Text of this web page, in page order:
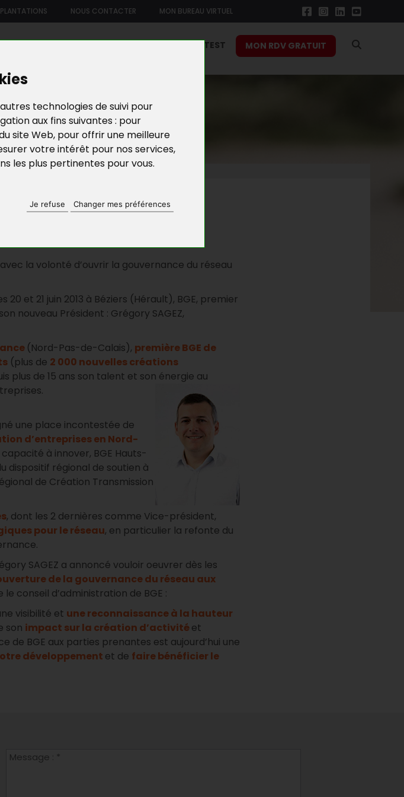
technologies de suivi pour
aux fins suivantes : pour
site Web, pour offrir une meilleure
votre intérêt pour nos services,
les plus pertinentes pour vous.
Je refuse Changer mes préférences
NOUS CONTACTER MON BUREAU VIRTUEL
FONCTION TEST MON RDV GRATUIT
YVELINES
la volonté d’ouvrir la gouvernance du réseau
et 21 juin 2013 à Béziers (Hérault), BGE, premier
nouveau Président : Grégory SAGEZ,
(Nord-Pas-de-Calais), première BGE de
(plus de 2 000 nouvelles créations
plus de 15 ans son talent et son énergie au
une place incontestée de
d’entreprises en Nord-
à innover, BGE Hauts-
dispositif régional de soutien à
de Création Transmission
, dont les 2 dernières comme Vice-président,
pour le réseau, en particulier la refonte du
SAGEZ a annoncé vouloir oeuvrer dès les
de la gouvernance du réseau aux
conseil d’administration de BGE :
visibilité et une reconnaissance à la hauteur
son impact sur la création d’activitéet
de BGE aux parties prenantes est aujourd’hui une
développement et de faire bénéficier le